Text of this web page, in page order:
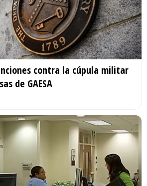
contra la cúpula militar
de GAESA